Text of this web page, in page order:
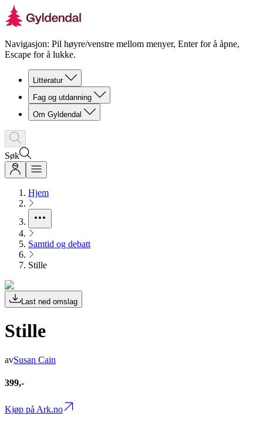
Navigasjon: Pil høyre/venstre mellom menyer, Enter for å åpne,
Escape for å lukke.
Litteratur
Fag og utdanning
Om Gyldendal
Søk
Hjem
Samtid og debatt
Stille
Last ned omslag
Stille
avSusan Cain
399,-
Kjøp på Ark.no